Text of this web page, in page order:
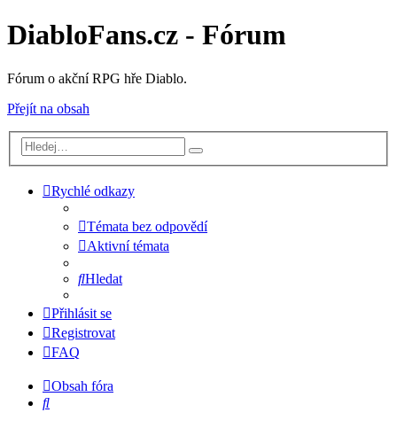
DiabloFans.cz - Fórum
Fórum o akční RPG hře Diablo.
Přejít na obsah
Rychlé odkazy
Témata bez odpovědí
Aktivní témata
Hledat
Přihlásit se
Registrovat
FAQ
Obsah fóra
Hledat